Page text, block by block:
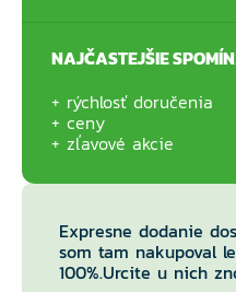
NAJČASTEJŠIE
rýchlosť doručenia
ceny
zľavové akcie
Expresne dodanie
som tam nakupoval
100%.Urcite u nich